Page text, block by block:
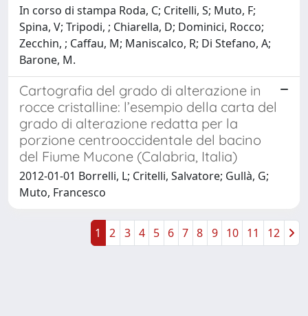
In corso di stampa Roda, C; Critelli, S; Muto, F;
Spina, V; Tripodi, ; Chiarella, D; Dominici, Rocco;
Zecchin, ; Caffau, M; Maniscalco, R; Di Stefano, A;
Barone, M.
Cartografia del grado di alterazione in
rocce cristalline: l’esempio della carta del
grado di alterazione redatta per la
porzione centrooccidentale del bacino
del Fiume Mucone (Calabria, Italia)
2012-01-01 Borrelli, L; Critelli, Salvatore; Gullà, G;
Muto, Francesco
1 2 3 4 5 6 7 8 9 10 11 12